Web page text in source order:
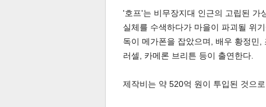
'호프'는 비무장지대 인근의 고립된 가
실체를 수색하다가 마을이 파괴될 위
독이 메가폰을 잡았으며, 배우 황정민
러셀, 카메론 브리튼 등이 출연한다.
제작비는 약 520억 원이 투입된 것으